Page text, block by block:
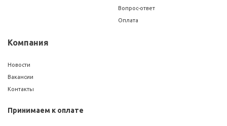
Вопрос-ответ
Оплата
Компания
Новости
Вакансии
Контакты
Принимаем к оплате